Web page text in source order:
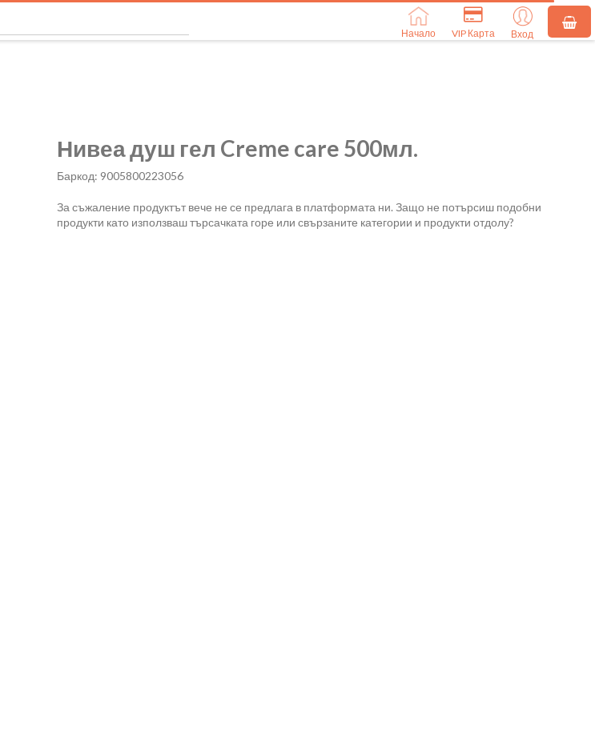
Начало VIP Карта Вход
Нивеа душ гел Creme care 500мл.
Баркод: 9005800223056
За съжаление продуктът вече не се предлага в платформата ни. Защо не потърсиш подобни
продукти като използваш търсачката горе или свързаните категории и продукти отдолу?